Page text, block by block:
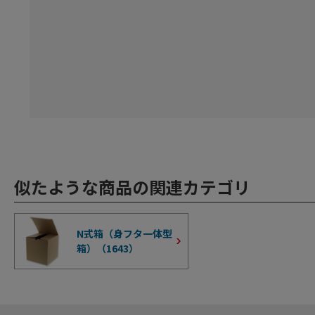
似たような商品の関連カテゴリ
N式箱（身フタ一体型
箱）（1643）